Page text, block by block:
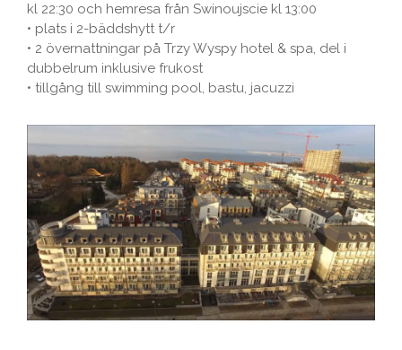
kl 22:30 och hemresa från Swinoujscie kl 13:00
• plats i 2-bäddshytt t/r
• 2 övernattningar på Trzy Wyspy hotel & spa, del i
dubbelrum inklusive frukost
• tillgång till swimming pool, bastu, jacuzzi